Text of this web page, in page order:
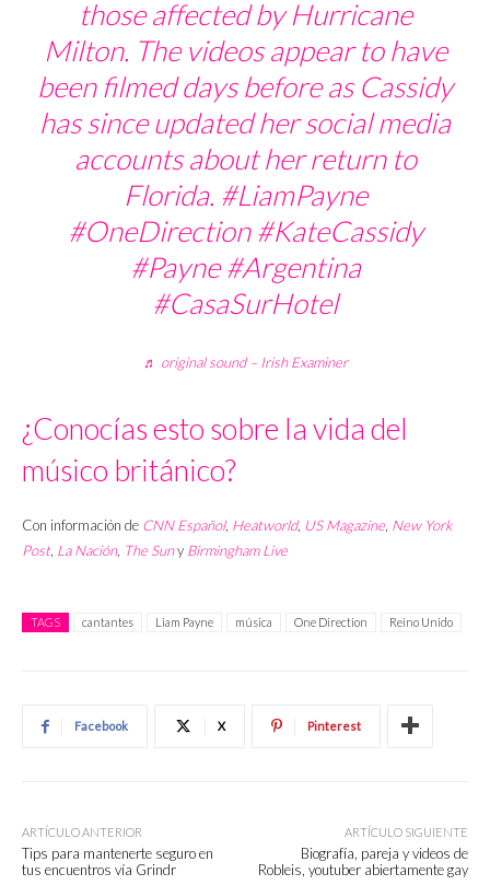
those affected by Hurricane
Milton. The videos appear to have
been filmed days before as Cassidy
has since updated her social media
accounts about her return to
Florida. #LiamPayne
#OneDirection #KateCassidy
#Payne #Argentina
#CasaSurHotel
♬ original sound – Irish Examiner
¿Conocías esto sobre la vida del
músico británico?
Con información de CNN Español, Heatworld, US Magazine New York
Post, La Nación, The Suny Birmingham Live
TAGS cantantes Liam Payne música One Direction Reino Unido
Facebook X Pinterest
ARTÍCULO ANTERIOR
Tips para mantenerte seguro en
tus encuentros vía Grindr
ARTÍCULO SIGUIENTE
Biografía, pareja y videos de
Robleis, youtuber abiertamente gay